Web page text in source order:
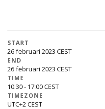
START
26 februari 2023
END
26 februari 2023
TIME
10:30 - 17:00
TIMEZONE
UTC+2